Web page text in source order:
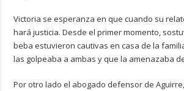
Victoria se esperanza en que cuando su
hará justicia. Desde el primer momento,
beba estuvieron cautivas en casa de la
las golpeaba a ambas y que la amenazaba
Por otro lado el abogado defensor de